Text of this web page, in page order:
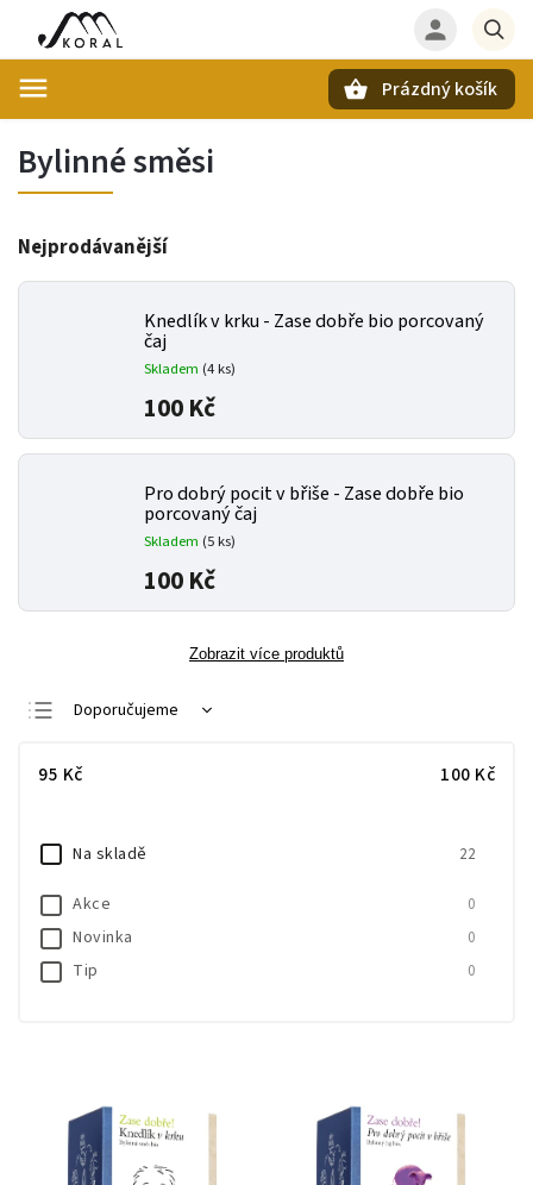
Prázdný košík
Bylinné směsi
Nejprodávanější
Knedlík v krku - Zase dobře bio porcovaný
čaj
Skladem (4 ks)
100 Kč
Pro dobrý pocit v břiše - Zase dobře bio
porcovaný čaj
Skladem (5 ks)
100 Kč
Zobrazit více produktů
Doporučujeme
Nejdražší
Abecedně
95 Kč 100 Kč
Na skladě 22
Akce 0
Novinka 0
Tip 0